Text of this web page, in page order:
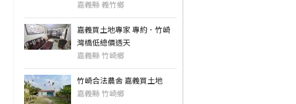
嘉義縣 義竹鄉
嘉義買土地專家 專約．竹崎
灣橋低總價透天
嘉義縣 竹崎鄉
竹崎合法農舍 嘉義買土地
嘉義縣 竹崎鄉